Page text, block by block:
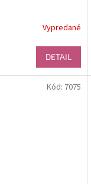
Vypredané
DETAIL
Kód: 7075